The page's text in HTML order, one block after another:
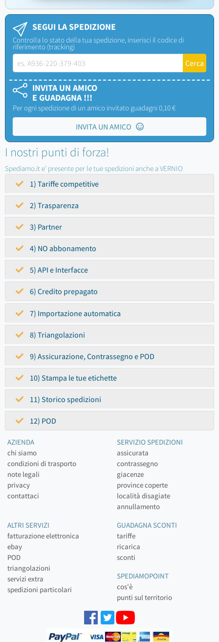
SEGUI LA SPEDIZIONE
Controlla lo stato della tua spedizione, inserisci il codice di
riferimento (tracking)
INVITA UN AMICO
E GUADAGNA !!!
Per ogni spedizione di un amico invitato guadagni 0,10 €
INVITA UN AMICO
I nostri punti di forza!
Spediamo.it e' presente per le tue spedizioni anche a VERNIO
1) Tariffe competitive
2) Trasparenza
3) Partner
4) NO abbonamento
5) API e Interfacce
6) Credito prepagato
7) Importazione automatica
8) Triangolazioni
9) Assicurazione, Contrassegno e POD
10) Stampa le tue etichette
11) Storico spedizioni
12) POD
AZIENDA
chi siamo
condizioni di trasporto
note legali
privacy
contattaci
SERVIZIO SPEDIZIONI
assicurata
contrassegno
giacenze
province coperte
località disagiate
annullamento
ALTRI SERVIZI
fatturazione elettronica
ebay
POD
triangolazioni
servizi extra
spedizioni particolari
GUADAGNA SCONTI
tariffe
ricarica
sconti
SPEDIAMOPOINT
cos'è
punti sul territorio